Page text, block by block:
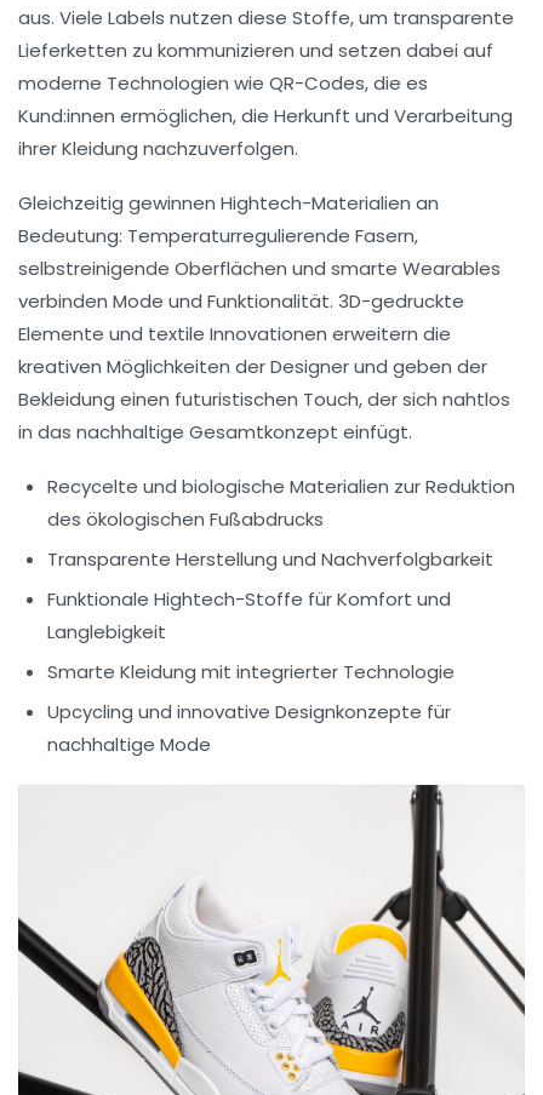
aus. Viele Labels nutzen diese Stoffe, um transparente
Lieferketten zu kommunizieren und setzen dabei auf
moderne Technologien wie QR-Codes, die es
Kund:innen ermöglichen, die Herkunft und Verarbeitung
ihrer Kleidung nachzuverfolgen.
Gleichzeitig gewinnen Hightech-Materialien an
Bedeutung: Temperaturregulierende Fasern,
selbstreinigende Oberflächen und smarte Wearables
verbinden Mode und Funktionalität. 3D-gedruckte
Elemente und textile Innovationen erweitern die
kreativen Möglichkeiten der Designer und geben der
Bekleidung einen futuristischen Touch, der sich nahtlos
in das nachhaltige Gesamtkonzept einfügt.
Recycelte und biologische Materialien zur Reduktion
des ökologischen Fußabdrucks
Transparente Herstellung und Nachverfolgbarkeit
Funktionale Hightech-Stoffe für Komfort und
Langlebigkeit
Smarte Kleidung mit integrierter Technologie
Upcycling und innovative Designkonzepte für
nachhaltige Mode